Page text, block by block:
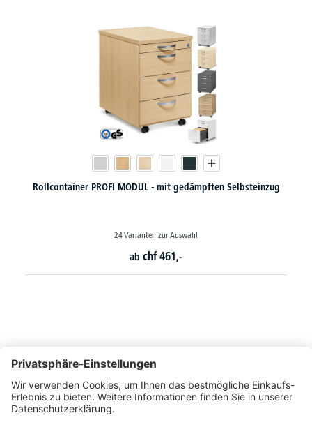
Standcontainer PROFI MODUL - mit gedämpftem
18 Varianten zur Auswahl
ab
Montags bis Freitags von 08:30 - 17:00 Uhr
+41 44 240 / 11 55
+41 44 240 / 11 57